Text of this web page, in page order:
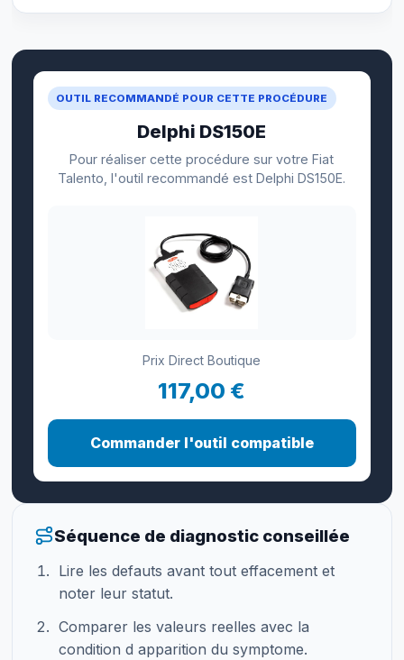
OUTIL RECOMMANDÉ POUR CETTE PROCÉDURE
Delphi DS150E
Pour réaliser cette procédure sur votre Fiat
Talento, l'outil recommandé est Delphi DS150E.
Prix Direct Boutique
117,00 €
Commander l'outil compatible
Séquence de diagnostic conseillée
Lire les defauts avant tout effacement et
noter leur statut.
Comparer les valeurs reelles avec la
condition d apparition du symptome.